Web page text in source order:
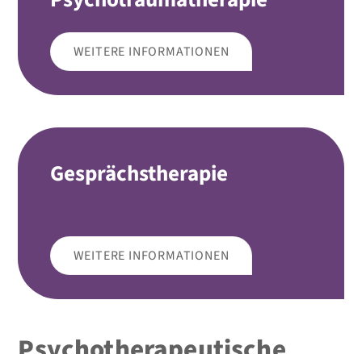
WEITERE INFORMATIONEN
Gesprächstherapie
WEITERE INFORMATIONEN